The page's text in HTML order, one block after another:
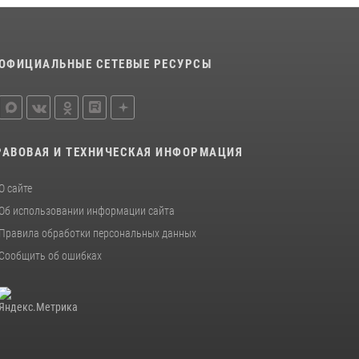
В рязанском Управлении Росгвардии начался
«Радио России - Рязань» рассказал о службе
во вневедомственной охране
СЕТЕВЫЕ РЕСУРСЫ
И ТЕХНИЧЕСКАЯ ИНФОРМАЦИЯ
О сайте
Об использовании информации сайта
Правила обработки персональных данных
Сообщить об ошибках